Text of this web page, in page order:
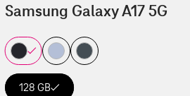
Samsung Galaxy A17 5G
128 GB